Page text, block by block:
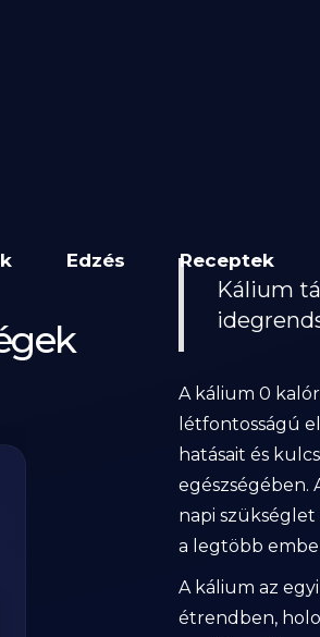
Edzés Receptek
Kálium
A kálium 0
létfontosságú
hatásait és
egészségében.
napi
a legtöbb
A kálium az
étrendben,